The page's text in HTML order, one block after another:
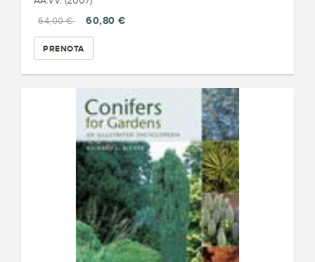
64,00 €
60,80 €
PRENOTA